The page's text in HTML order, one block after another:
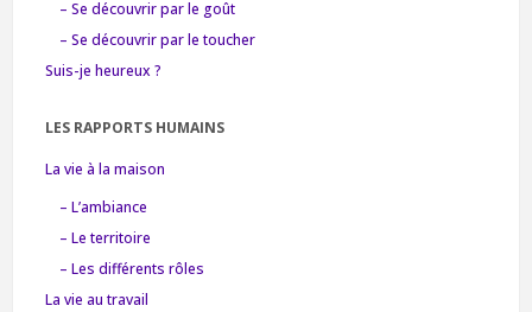
– Se découvrir par le goût
– Se découvrir par le toucher
Suis-je heureux ?
LES RAPPORTS HUMAINS
La vie à la maison
– L’ambiance
– Le territoire
– Les différents rôles
La vie au travail